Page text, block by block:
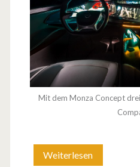
n
k
S
y
Mit dem Monza Concept
Weiterlesen